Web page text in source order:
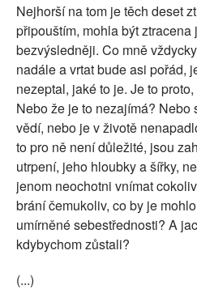
Nejhorší na tom je těch deset
připouštím, mohla být
bezvýsledněji. Co mně
nadále a vrtat bude asi pořád,
nezeptal, jaké to je. Je to
Nebo že je to nezajímá? Nebo
vědí, nebo je v životě
to pro ně není důležité, jsou
utrpení, jeho hloubky a šířky,
jenom neochotni vnímat
brání čemukoliv, co by je
umírněné sebestřednosti? A
kdybychom zůstali?
(...)